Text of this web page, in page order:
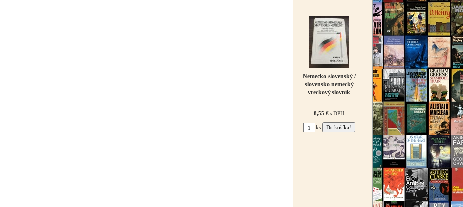
Nemecko-slovenský /
slovensko-nemecký
vreckový slovník
8,55 € s DPH
ks